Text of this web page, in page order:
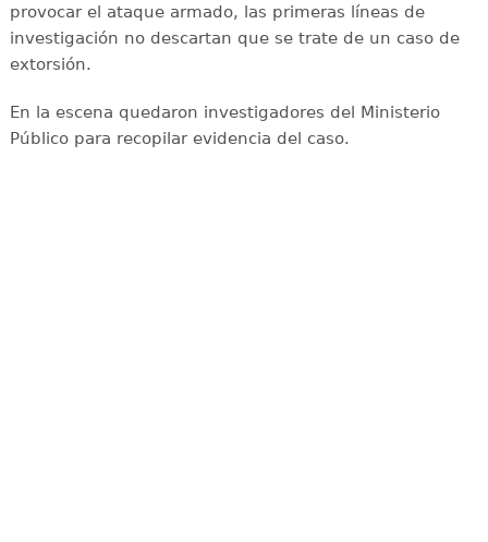
provocar el ataque armado, las primeras líneas de
investigación no descartan que se trate de un caso de
extorsión.
En la escena quedaron investigadores del Ministerio
Público para recopilar evidencia del caso.